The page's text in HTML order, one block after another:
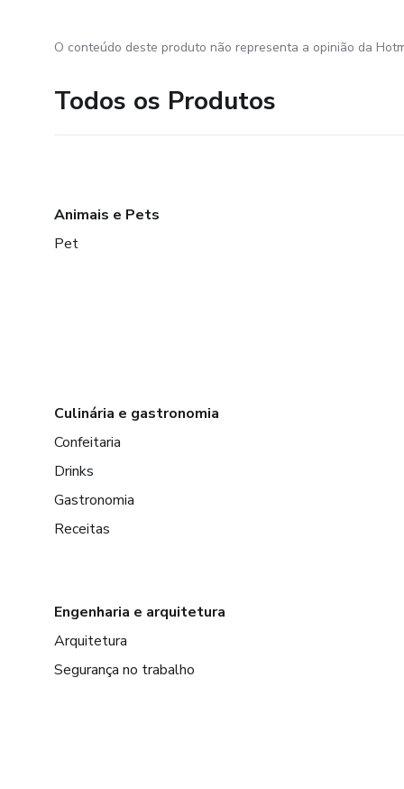
O conteúdo deste produto não representa a opinião da
Todos os Produtos
Animais e Pets
Pet
Culinária e gastronomia
Confeitaria
Drinks
Gastronomia
Receitas
Engenharia e arquitetura
Arquitetura
Segurança no trabalho